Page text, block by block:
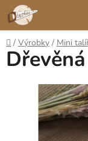
Přejít
na
obsah
Domů
/ Výrobky / Mini